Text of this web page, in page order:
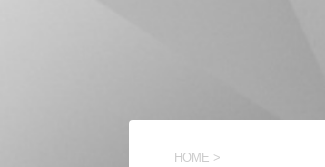
HOME >